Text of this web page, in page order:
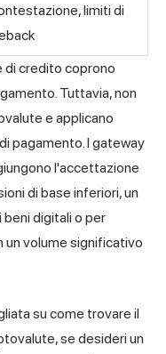
limiti di
di credito coprono
Tuttavia, non
e applicano
pagamento. I gateway
l'accettazione
di base inferiori, un
digitali o per
volume significativo
su come trovare il
se desideri un